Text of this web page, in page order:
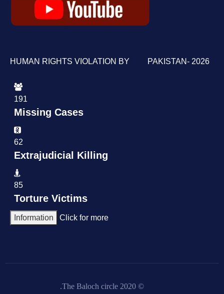
HUMAN RIGHTS VIOLATION BY PAKISTAN- 2026
191
Missing Cases
62
Extrajudicial Killing
85
Torture Victims
Click for more
Information
© 2020 The Baloch circle.